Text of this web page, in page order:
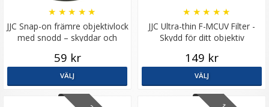
LÄGG I VARUKORG
JJC Snap-on främre objektivlock
med snodd – skyddar och
★ ★ ★ ★ ★
59 kr
VÄLJ
JJC Ultra-thin F-MCUV Filter -
Skydd för ditt objektiv
★ ★ ★ ★ ★
149 kr
VÄLJ